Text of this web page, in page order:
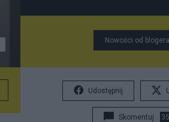
Nowości od blogera
Udostępnij
Skomentuj 35